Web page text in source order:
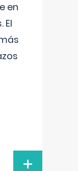
en
El
+